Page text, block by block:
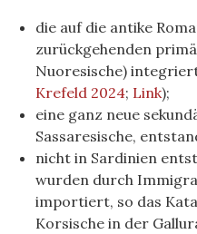
die auf die antike
zurückgehenden
Nuoresische)
Krefeld 2024; Link);
eine ganz neue
Sassaresische,
nicht in Sardinien
wurden durch
importiert, so das
Korsische in der